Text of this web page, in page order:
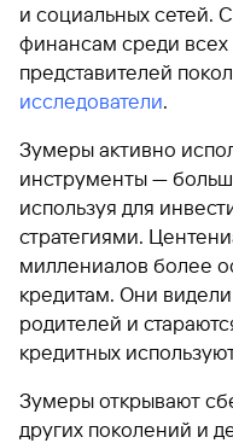
и социальных сетей.
финансам среди всех
представителей
исследователи.
Зумеры активно
инструменты —
используя для
стратегиями.
миллениалов более
кредитам. Они
родителей и
кредитных
Зумеры открывают
других поколений и